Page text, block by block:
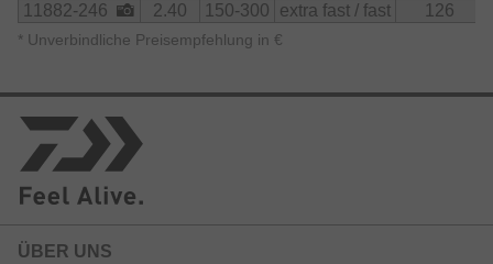
11882-246 2.40 150-300 extra fast / fast 126
* Unverbindliche Preisempfehlung in €
ÜBER UNS